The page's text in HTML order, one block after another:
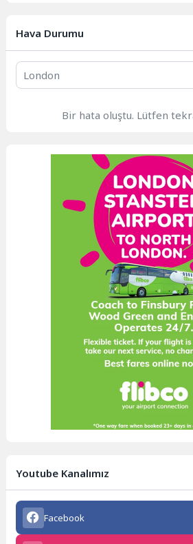
Hava Durumu
Bir hata oluştu. Lütfen
Youtube Kanalımız
Facebook